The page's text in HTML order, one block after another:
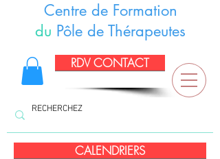
Centre de Formation
du Pôle de Thérapeutes
RDV CONTACT
CALENDRIERS